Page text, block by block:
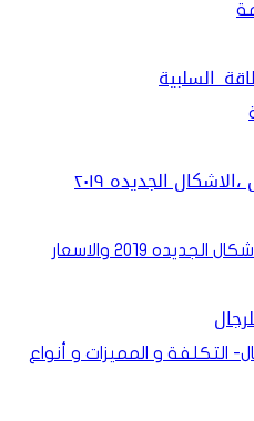
٢٠١٩ والاسعار
التكلفة و المميزات و أنواع